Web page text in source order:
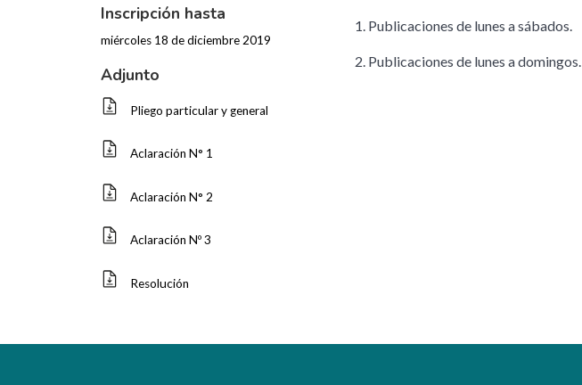
Inscripción hasta
miércoles 18 de diciembre 2019
Adjunto
Pliego particular y general
Aclaración N° 1
Aclaración N° 2
Aclaración Nº 3
Resolución
1. Publicaciones de lunes a sábados.
2. Publicaciones de lunes a domingos.